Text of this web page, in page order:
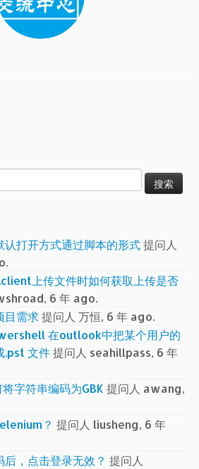
认打开方式通过脚本的形式提问人
上传文件时如何获取上传是否
6 年 ago.
目需求提问人 万恒, 6 年 ago.
在outlook中把某个用户的
.pst 文件提问人 seahillpass, 6 年
字符串编码为GBK 提问人 awang,
？ 提问人 liusheng, 6 年
，点击登录无效？ 提问人